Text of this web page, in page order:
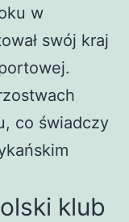
w
swój kraj
co świadczy
klub